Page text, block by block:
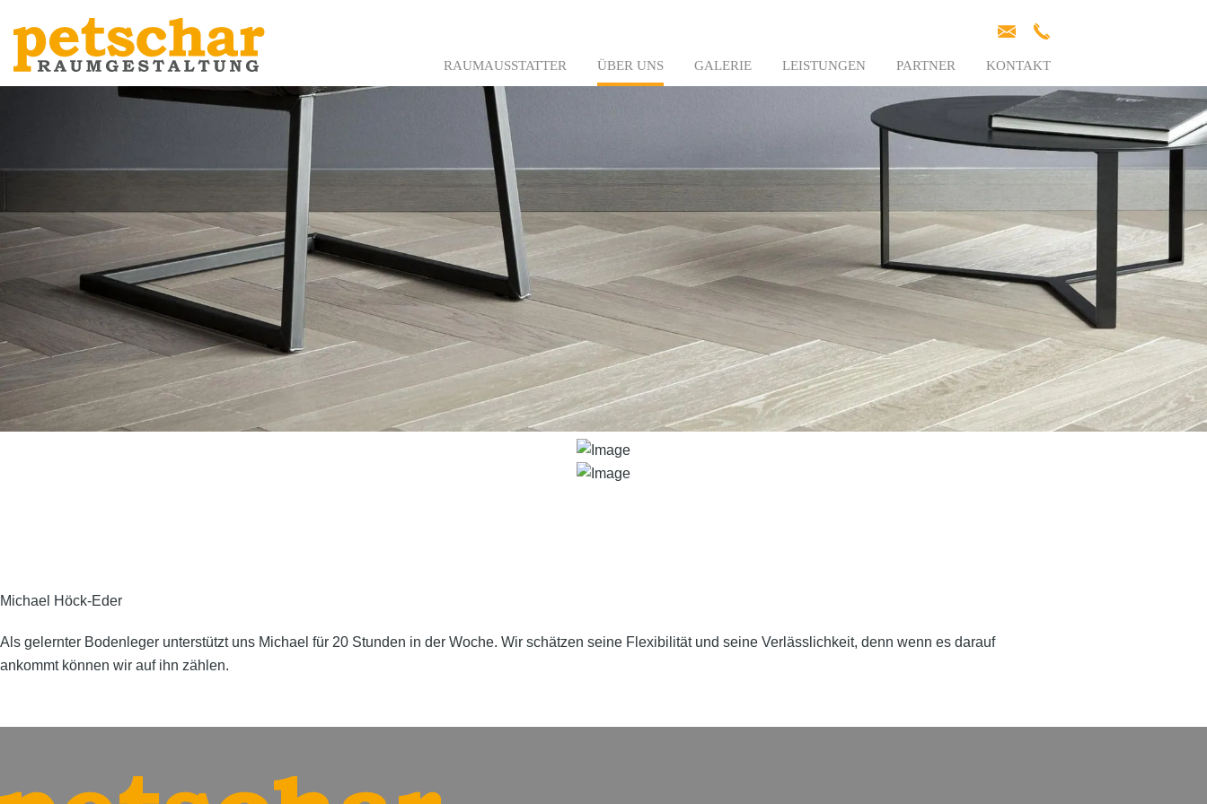
RAUMAUSSTATTER ÜBER UNS GALERIE LEISTUNGEN PARTNER KONTAKT
Michael Höck-Eder
Als gelernter Bodenleger unterstützt uns Michael für 20 Stunden in der Woche. Wir schätzen seine Flexibilität und seine Verlässlichkeit, denn wenn es darauf
ankommt können wir auf ihn zählen.